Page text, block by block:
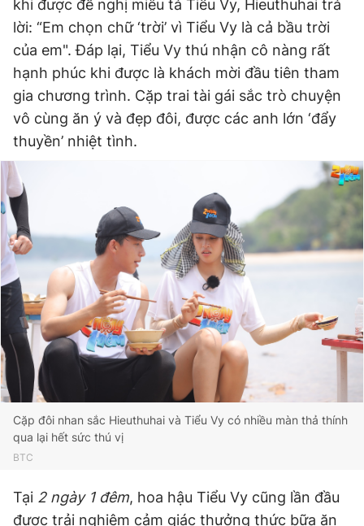
khi được đề nghị miêu tả Tiểu Vy, Hieuthuhai trả
lời: “Em chọn chữ ‘trời’ vì Tiểu Vy là cả bầu trời
của em". Đáp lại, Tiểu Vy thú nhận cô nàng rất
hạnh phúc khi được là khách mời đầu tiên tham
gia chương trình. Cặp trai tài gái sắc trò chuyện
vô cùng ăn ý và đẹp đôi, được các anh lớn ‘đẩy
thuyền’ nhiệt tình.
Cặp đôi nhan sắc Hieuthuhai và Tiểu Vy có nhiều màn thả thính
qua lại hết sức thú vị
BTC
Tại 2 ngày 1 đêm, hoa hậu Tiểu Vy cũng lần đầu
được trải nghiệm cảm giác thưởng thức bữa ăn